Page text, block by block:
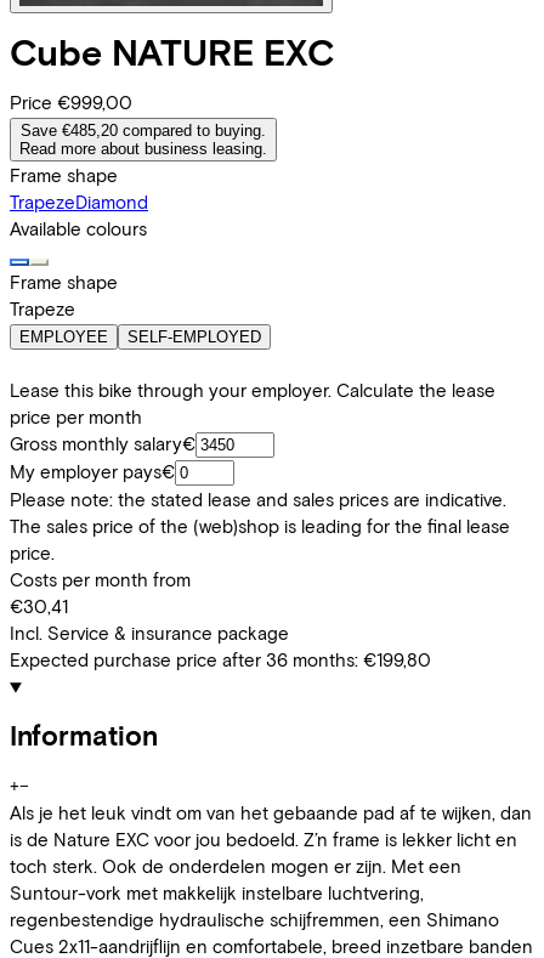
Cube NATURE EXC
Price €999,00
Save €485,20 compared to buying.
Read more about business leasing.
Frame shape
TrapezeDiamond
Available colours
Frame shape
Trapeze
EMPLOYEE SELF-EMPLOYED
Lease this bike through your employer. Calculate the lease
price per month
Gross monthly salary€
My employer pays€
Please note: the stated lease and sales prices are indicative.
The sales price of the (web)shop is leading for the final lease
price.
Costs per month from
€30,41
Incl. Service & insurance package
Expected purchase price after 36 months: €199,80
Information
+−
Als je het leuk vindt om van het gebaande pad af te wijken, dan
is de Nature EXC voor jou bedoeld. Z’n frame is lekker licht en
toch sterk. Ook de onderdelen mogen er zijn. Met een
Suntour-vork met makkelijk instelbare luchtvering,
regenbestendige hydraulische schijfremmen, een Shimano
Cues 2x11-aandrijflijn en comfortabele, breed inzetbare banden